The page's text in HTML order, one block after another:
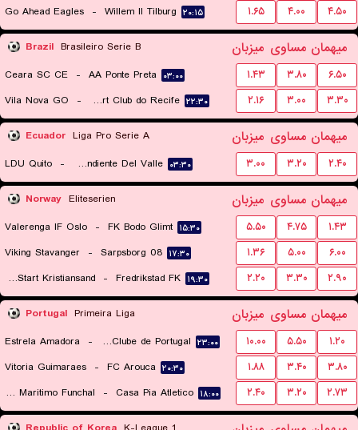
Go Ahead Eagles - Willem II Tilburg ۲۰:۱۵ ۱.۶۵ ۴.۰۰ ۴.۵۰
Brazil Brasileiro Serie B میزبان مساوی میهمان
Ceara SC CE - AA Ponte Preta ۰۳:۰۰ ۱.۴۳ ۳.۸۰
۶.۵۰
Vila Nova GO - Sport Club do Recife ۲۲:۳۰ ۲.۱۶ ۳.۰۰ ۳.۳۰
Ecuador Liga Pro Serie A میزبان مساوی میهمان
LDU Quito - Independiente Del Valle ۰۳:۳۰ ۳.۰۰ ۳.۲۰ ۲.۴۰
Norway Eliteserien میزبان مساوی میهمان
Valerenga IF Oslo - FK Bodo Glimt ۱۵:۳۰ ۵.۵۰ ۴.۷۵
۱.۴۳
Viking Stavanger - Sarpsborg 08 ۱۷:۳۰ ۱.۳۶ ۵.۰۰
۶.۰۰
IK Start Kristiansand
- Fredrikstad FK ۱۹:۳۰ ۲.۲۰ ۳.۳۰ ۲.۹۰
Portugal Primeira Liga میزبان مساوی میهمان
Estrela Amadora - Sporting Clube de Portugal ۲۳:۰۰ ۱۰.۰۰ ۵.۵۰
۱.۲۰
Vitoria Guimaraes - FC Arouca ۲۰:۳۰ ۱.۸۸ ۳.۴۰
۳.۸۰
CS Maritimo Funchal
- Casa Pia Atletico ۱۸:۰۰ ۲.۴۰ ۳.۲۰ ۲.۷۳